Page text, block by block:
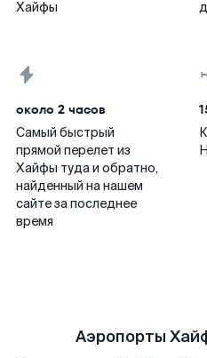
Хайфы
около 2 часов
Самый быстрый
прямой перелет из
Хайфы туда и обратно,
найденный на нашем
сайте за последнее
время
Аэропорты